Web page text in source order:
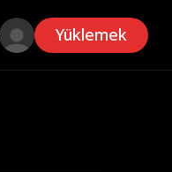
Yüklemek